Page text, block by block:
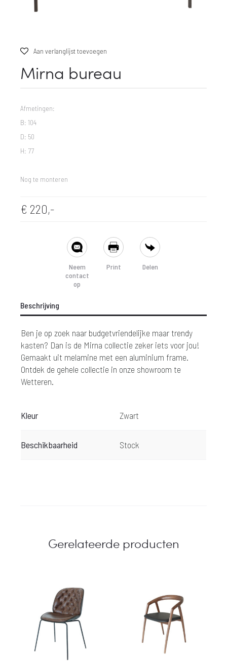
Aan verlanglijst toevoegen
Mirna bureau
Afmetingen:
B: 104
D: 50
H: 77
Nog te monteren
€ 220,-
Neem
contact
op
Print Delen
Beschrijving
Ben je op zoek naar budgetvriendelijke maar trendy
kasten? Dan is de Mirna collectie zeker iets voor jou!
Gemaakt uit melamine met een aluminium frame.
Ontdek de gehele collectie in onze showroom te
Wetteren.
Kleur Zwart
Beschikbaarheid Stock
Gerelateerde producten